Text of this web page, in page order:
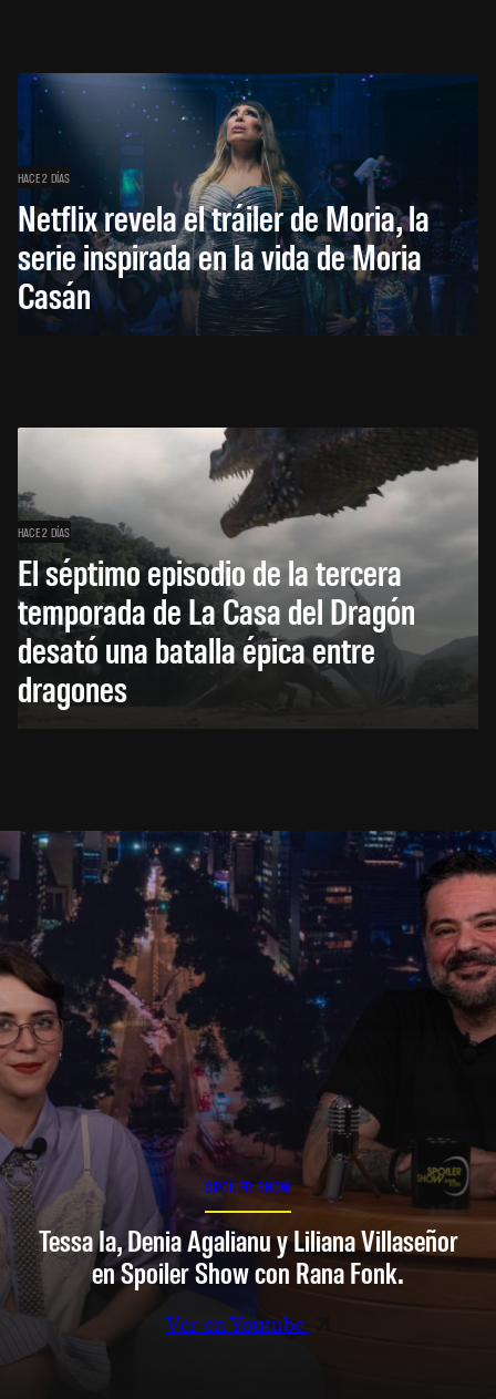
HACE 2 DÍAS
Netflix revela el tráiler de Moria, la
serie inspirada en la vida de Moria
Casán
HACE 2 DÍAS
El séptimo episodio de la tercera
temporada de La Casa del Dragón
desató una batalla épica entre
dragones
SPOILER SHOW
Tessa Ia, Denia Agalianu y Liliana Villaseñor
en Spoiler Show con Rana Fonk.
Ver en Youtube